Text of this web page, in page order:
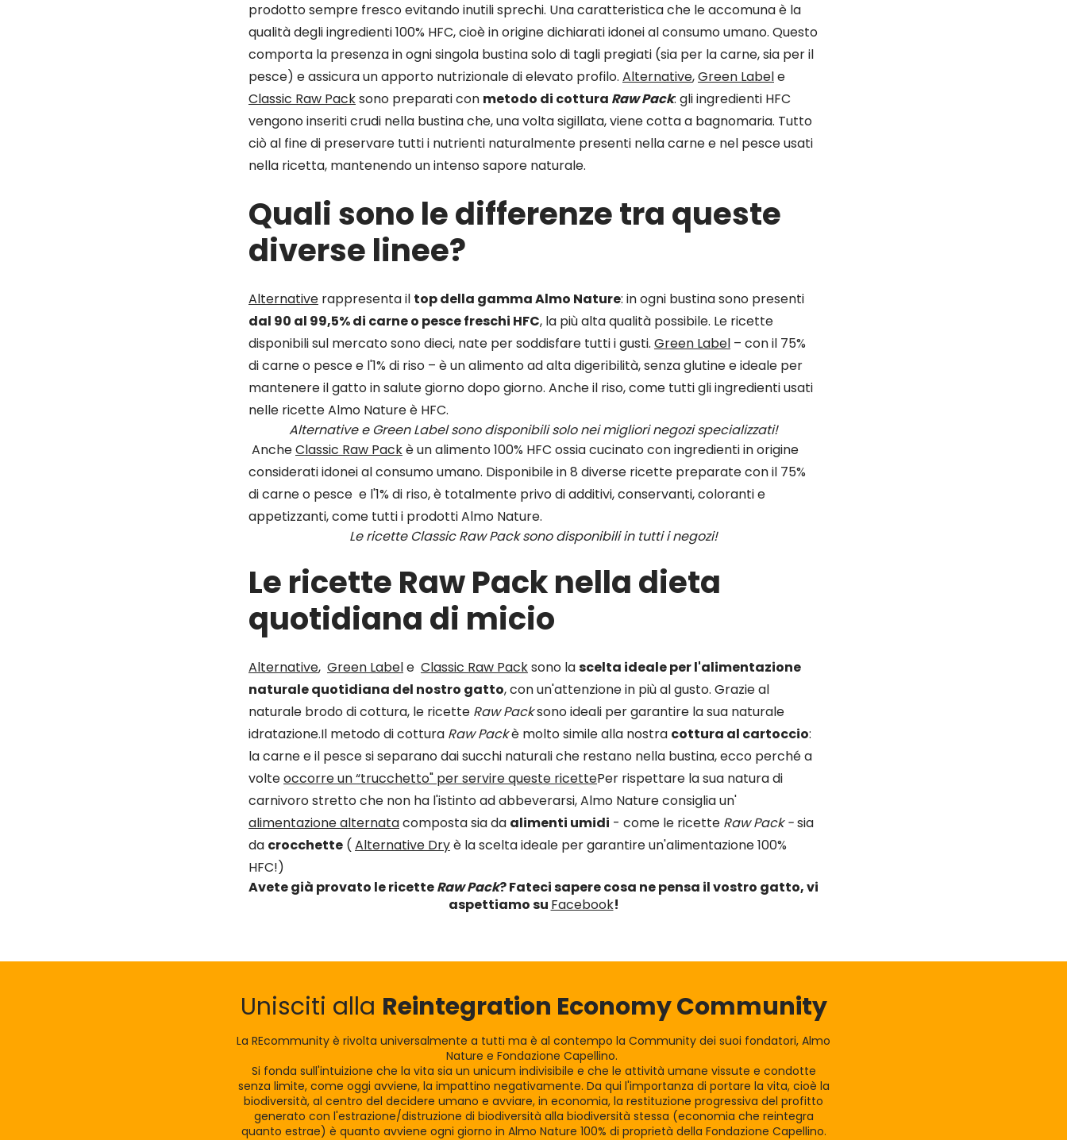
prodotto sempre fresco evitando inutili sprechi. Una caratteristica che le accomuna è la
qualità degli ingredienti 100% HFC, cioè in origine dichiarati idonei al consumo umano. Questo
comporta la presenza in ogni singola bustina solo di tagli pregiati (sia per la carne, sia per il
pesce) e assicura un apporto nutrizionale di elevato profilo. Alternative,Green Labele
Classic Raw Packsono preparati con metodo di cottura Raw Pack: gli ingredienti HFC
vengono inseriti crudi nella bustina che, una volta sigillata, viene cotta a bagnomaria. Tutto
ciò al fine di preservare tutti i nutrienti naturalmente presenti nella carne e nel pesce usati
nella ricetta, mantenendo un intenso sapore naturale.
Quali sono le differenze tra queste
diverse linee?
Alternative rappresenta il top della gamma Almo Nature: in ogni bustina sono presenti
dal 90 al 99,5% di carne o pesce freschi HFC, la più alta qualità possibile. Le ricette
disponibili sul mercato sono dieci, nate per soddisfare tutti i gusti. Green Label – con il 75%
di carne o pesce e l'1% di riso – è un alimento ad alta digeribilità, senza glutine e ideale per
mantenere il gatto in salute giorno dopo giorno. Anche il riso, come tutti gli ingredienti usati
nelle ricette Almo Nature è HFC.
Alternative e Green Label sono disponibili solo nei migliori negozi specializzati!
AncheClassic Raw Packè un alimento 100% HFC ossia cucinato con ingredienti in origine
considerati idonei al consumo umano. Disponibile in 8 diverse ricette preparate con il 75%
di carne o pesce e l'1% di riso, è totalmente privo di additivi, conservanti, coloranti e
appetizzanti, come tutti i prodotti Almo Nature.
Le ricette Classic Raw Pack sono disponibili in tutti i negozi!
Le ricette Raw Pack nella dieta
quotidiana di micio
Alternative, Green Labele Classic Raw Packsono lascelta ideale per l'alimentazione
naturale quotidiana del nostro gatto, con un'attenzione in più al gusto. Grazie al
naturale brodo di cottura, le ricette Raw Packsono ideali per garantire la sua naturale
idratazione.Il metodo di cottura Raw Packè molto simile alla nostra cottura al cartoccio:
la carne e il pesce si separano dai succhi naturali che restano nella bustina, ecco perché a
volteoccorre un “trucchetto" per servire queste ricettePer rispettare la sua natura di
carnivoro stretto che non ha l'istinto ad abbeverarsi, Almo Nature consiglia un'
alimentazione alternatacomposta sia da alimenti umidi - come le ricette Raw Pack -sia
da crocchette ( Alternative Dryè la scelta ideale per garantire un'alimentazione 100%
HFC!)
Avete già provato le ricetteRaw Pack?Fateci sapere cosa ne pensa il vostro gatto, vi
aspettiamo su Facebook!
Unisciti alla Reintegration Economy Community
La REcommunity è rivolta universalmente a tutti ma è al contempo la Community dei suoi fondatori, Almo
Nature e Fondazione Capellino.
Si fonda sull'intuizione che la vita sia un unicum indivisibile e che le attività umane vissute e condotte
senza limite, come oggi avviene, la impattino negativamente. Da qui l'importanza di portare la vita, cioè la
biodiversità, al centro del decidere umano e avviare, in economia, la restituzione progressiva del profitto
generato con l'estrazione/distruzione di biodiversità alla biodiversità stessa (economia che reintegra
quanto estrae) è quanto avviene ogni giorno in Almo Nature 100% di proprietà della Fondazione Capellino.